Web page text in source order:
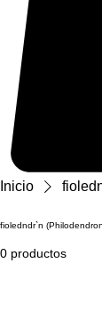
Inicio
fioledndr`n
0 productos